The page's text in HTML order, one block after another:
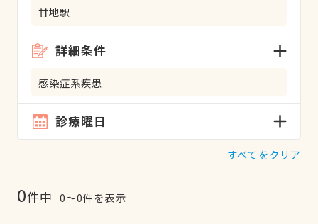
甘地駅
詳細条件
感染症系疾患
診療曜日
すべてをクリア
0件中 0〜0件を表示